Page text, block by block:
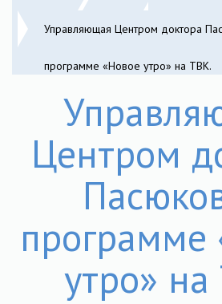
Управляющая Центром доктора
программе «Новое утро» на ТВК.
Центром
программе
утро»